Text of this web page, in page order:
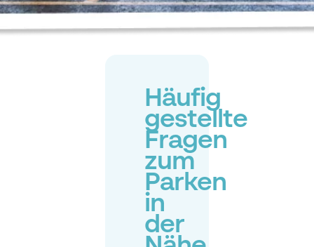
Häufig
gestellte
Fragen
zum
Parken
in
der